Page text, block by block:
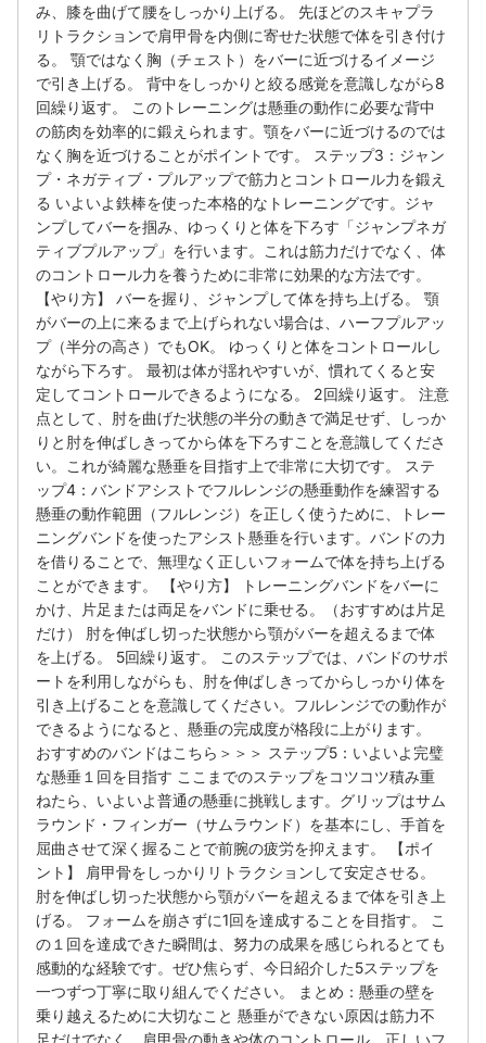
み、膝を曲げて腰をしっかり上げる。 先ほどのスキャプラ
リトラクションで肩甲骨を内側に寄せた状態で体を引き付け
る。 顎ではなく胸（チェスト）をバーに近づけるイメージ
で引き上げる。 背中をしっかりと絞る感覚を意識しながら8
回繰り返す。 このトレーニングは懸垂の動作に必要な背中
の筋肉を効率的に鍛えられます。顎をバーに近づけるのでは
なく胸を近づけることがポイントです。 ステップ3：ジャン
プ・ネガティブ・プルアップで筋力とコントロール力を鍛え
る いよいよ鉄棒を使った本格的なトレーニングです。ジャ
ンプしてバーを掴み、ゆっくりと体を下ろす「ジャンプネガ
ティブプルアップ」を行います。これは筋力だけでなく、体
のコントロール力を養うために非常に効果的な方法です。
【やり方】 バーを握り、ジャンプして体を持ち上げる。 顎
がバーの上に来るまで上げられない場合は、ハーフプルアッ
プ（半分の高さ）でもOK。 ゆっくりと体をコントロールし
ながら下ろす。 最初は体が揺れやすいが、慣れてくると安
定してコントロールできるようになる。 2回繰り返す。 注意
点として、肘を曲げた状態の半分の動きで満足せず、しっか
りと肘を伸ばしきってから体を下ろすことを意識してくださ
い。これが綺麗な懸垂を目指す上で非常に大切です。 ステ
ップ4：バンドアシストでフルレンジの懸垂動作を練習する
懸垂の動作範囲（フルレンジ）を正しく使うために、トレー
ニングバンドを使ったアシスト懸垂を行います。バンドの力
を借りることで、無理なく正しいフォームで体を持ち上げる
ことができます。 【やり方】 トレーニングバンドをバーに
かけ、片足または両足をバンドに乗せる。（おすすめは片足
だけ） 肘を伸ばし切った状態から顎がバーを超えるまで体
を上げる。 5回繰り返す。 このステップでは、バンドのサポ
ートを利用しながらも、肘を伸ばしきってからしっかり体を
引き上げることを意識してください。フルレンジでの動作が
できるようになると、懸垂の完成度が格段に上がります。
おすすめのバンドはこちら＞＞＞ ステップ5：いよいよ完璧
な懸垂１回を目指す ここまでのステップをコツコツ積み重
ねたら、いよいよ普通の懸垂に挑戦します。グリップはサム
ラウンド・フィンガー（サムラウンド）を基本にし、手首を
屈曲させて深く握ることで前腕の疲労を抑えます。 【ポイ
ント】 肩甲骨をしっかりリトラクションして安定させる。
肘を伸ばし切った状態から顎がバーを超えるまで体を引き上
げる。 フォームを崩さずに1回を達成することを目指す。 こ
の１回を達成できた瞬間は、努力の成果を感じられるとても
感動的な経験です。ぜひ焦らず、今日紹介した5ステップを
一つずつ丁寧に取り組んでください。 まとめ：懸垂の壁を
乗り越えるために大切なこと 懸垂ができない原因は筋力不
足だけでなく、肩甲骨の動きや体のコントロール、正しいフ